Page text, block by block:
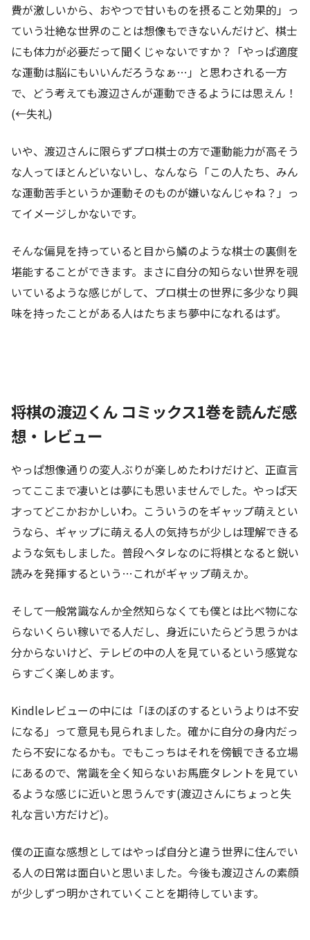
費が激しいから、おやつで甘いものを摂ること効果的」っ
ていう壮絶な世界のことは想像もできないんだけど、棋士
にも体力が必要だって聞くじゃないですか？「やっぱ適度
な運動は脳にもいいんだろうなぁ…」と思わされる一方
で、どう考えても渡辺さんが運動できるようには思えん！
(←失礼)
いや、渡辺さんに限らずプロ棋士の方で運動能力が高そう
な人ってほとんどいないし、なんなら「この人たち、みん
な運動苦手というか運動そのものが嫌いなんじゃね？」っ
てイメージしかないです。
そんな偏見を持っていると目から鱗のような棋士の裏側を
堪能することができます。まさに自分の知らない世界を覗
いているような感じがして、プロ棋士の世界に多少なり興
味を持ったことがある人はたちまち夢中になれるはず。
将棋の渡辺くん コミックス1巻を読んだ感
想・レビュー
やっぱ想像通りの変人ぶりが楽しめたわけだけど、正直言
ってここまで凄いとは夢にも思いませんでした。やっぱ天
才ってどこかおかしいわ。こういうのをギャップ萌えとい
うなら、ギャップに萌える人の気持ちが少しは理解できる
ような気もしました。普段ヘタレなのに将棋となると鋭い
読みを発揮するという…これがギャップ萌えか。
そして一般常識なんか全然知らなくても僕とは比べ物にな
らないくらい稼いでる人だし、身近にいたらどう思うかは
分からないけど、テレビの中の人を見ているという感覚な
らすごく楽しめます。
Kindleレビューの中には「ほのぼのするというよりは不安
になる」って意見も見られました。確かに自分の身内だっ
たら不安になるかも。でもこっちはそれを傍観できる立場
にあるので、常識を全く知らないお馬鹿タレントを見てい
るような感じに近いと思うんです(渡辺さんにちょっと失
礼な言い方だけど)。
僕の正直な感想としてはやっぱ自分と違う世界に住んでい
る人の日常は面白いと思いました。今後も渡辺さんの素顔
が少しずつ明かされていくことを期待しています。